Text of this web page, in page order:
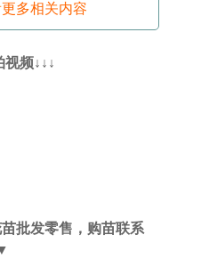
多相关内容
频↓↓↓
批发零售，购苗联系